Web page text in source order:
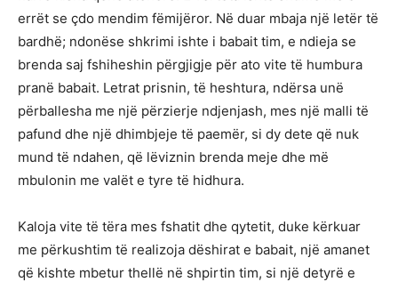
errët se çdo mendim fëmijëror. Në duar mbaja një letër të
bardhë; ndonëse shkrimi ishte i babait tim, e ndieja se
brenda saj fshiheshin përgjigje për ato vite të humbura
pranë babait. Letrat prisnin, të heshtura, ndërsa unë
përballesha me një përzierje ndjenjash, mes një malli të
pafund dhe një dhimbjeje të paemër, si dy dete që nuk
mund të ndahen, që lëviznin brenda meje dhe më
mbulonin me valët e tyre të hidhura.
Kaloja vite të tëra mes fshatit dhe qytetit, duke kërkuar
me përkushtim të realizoja dëshirat e babait, një amanet
që kishte mbetur thellë në shpirtin tim, si një detyrë e